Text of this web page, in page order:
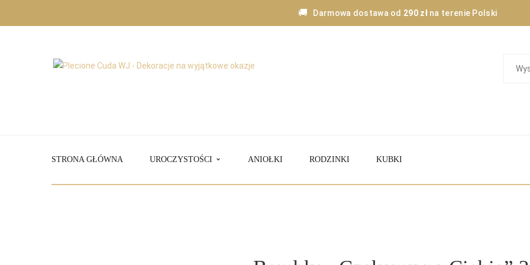
🚚 Darmowa dostawa od 290 złna terenie Polski
STRONA GŁÓWNA UROCZYSTOŚCI ANIOŁKI RODZINKI KUBKI